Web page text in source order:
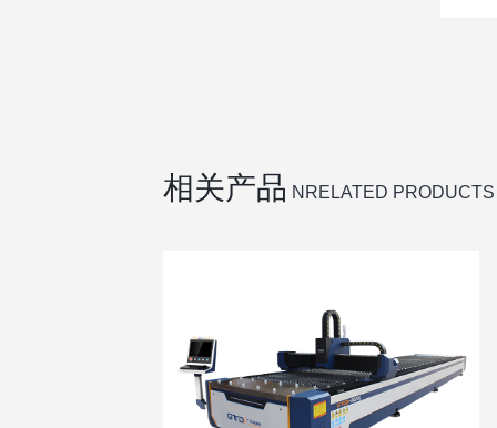
相关产品 NRELATED PRODUCTS